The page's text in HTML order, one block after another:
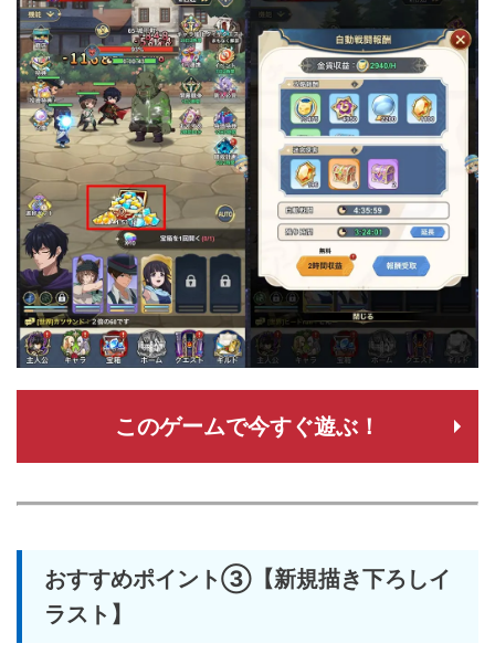
このゲームで今すぐ遊ぶ！
おすすめポイント③【新規描き下ろしイ
ラスト】